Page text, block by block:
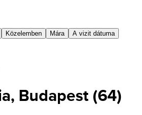
Közelemben Mára
A vizit dátuma
Budapest(64)